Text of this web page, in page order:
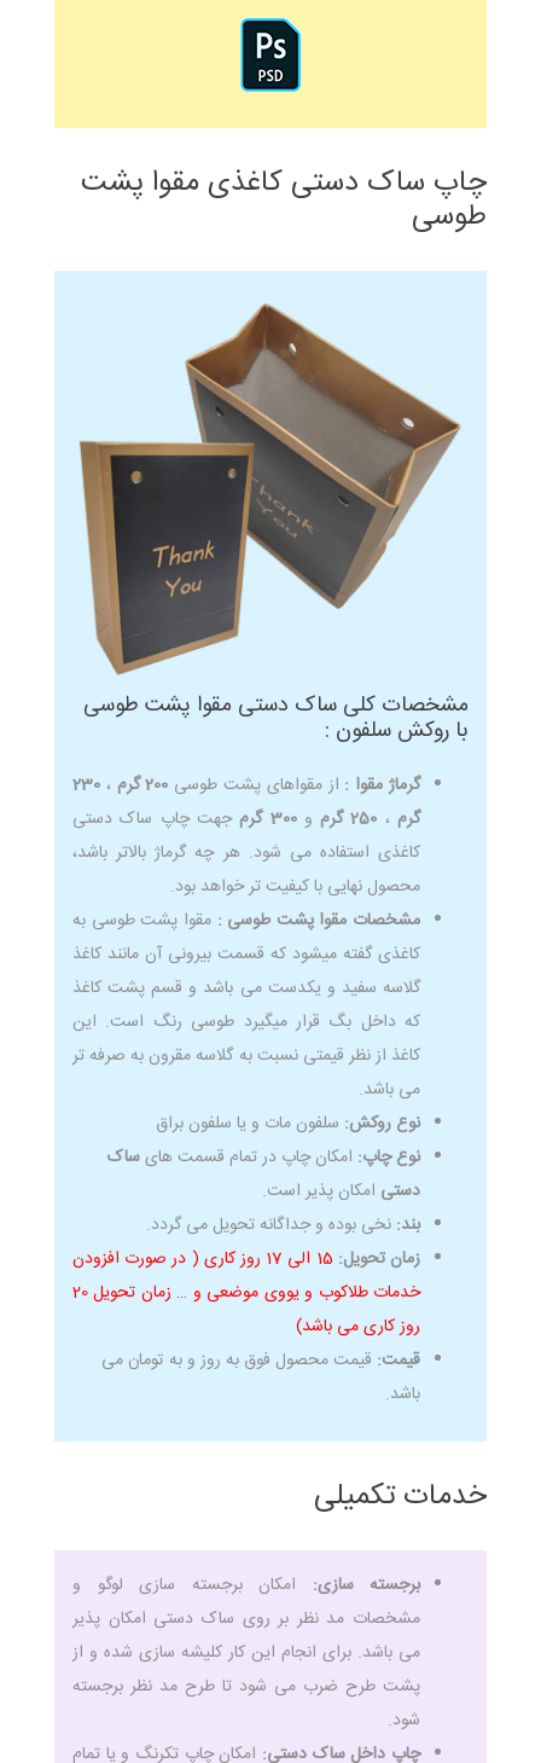
چاپ ساک دستی کاغذی مقوا پشت
طوسی
مشخصات کلی ساک دستی مقوا پشت طوسی
با روکش سلفون :
گرماژ مقوا : از مقواهای پشت طوسی 200 گرم ، 230
گرم ، 250 گرم و300 گرم
جهت چاپ ساک دستی
کاغذی استفاده می شود. هر چه گرماژ بالاتر باشد،
محصول نهایی با کیفیت تر خواهد بود.
مشخصات مقوا پشت طوسی :مقوا پشت طوسی به
کاغذی گفته میشود که قسمت بیرونی آن مانند کاغذ
گلاسه سفید و یکدست می باشد و قسم پشت کاغذ
که داخل بگ قرار میگیرد طوسی رنگ است. این
کاغذ از نظر قیمتی نسبت به گلاسه مقرون به صرفه تر
می باشد.
نوع روکش: سلفون مات و یا سلفون براق
نوع چاپ: امکان چاپ در تمام قسمت هایساک
دستی امکان پذیر است.
بند: نخی بوده و جداگانه تحویل می گردد.
زمان تحویل:
15 الی 17 روز کاری ( در صورت افزودن
خدمات طلاکوب و یووی موضعی و … زمان تحویل 20
روز کاری می باشد)
قیمت: قیمت محصول فوق به روز و به تومان می
باشد.
خدمات تکمیلی
برجسته سازی: امکان برجسته سازی لوگو و
مشخصات مد نظر بر روی ساک دستی امکان پذیر
می باشد. برای انجام این کار کلیشه سازی شده و از
پشت طرح ضرب می شود تا طرح مد نظر برجسته
شود.
چاپ داخل ساک دستی: امکان چاپ تکرنگ و یا تمام